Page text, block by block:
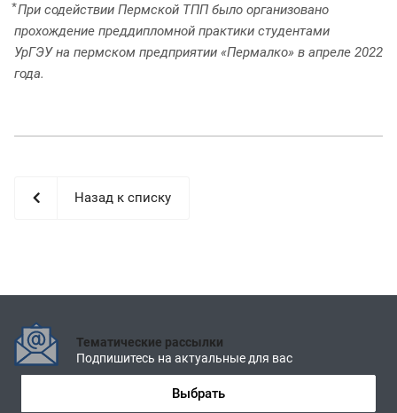
⃰ При содействии Пермской ТПП было организовано
прохождение преддипломной практики студентами
УрГЭУ на пермском предприятии «Пермалко» в апреле 2022
года.
Назад к списку
Тематические рассылки
Подпишитесь на актуальные для вас
Выбрать